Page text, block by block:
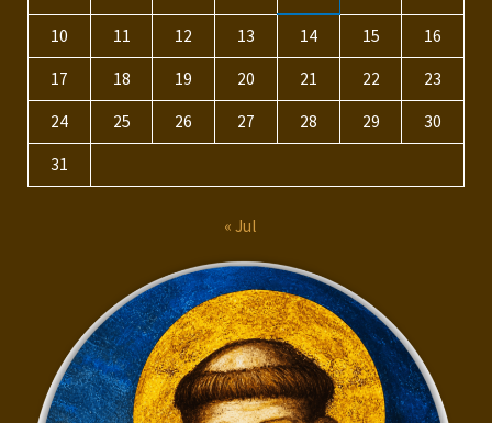
10 11 12 13 14 15 16
17 18 19 20 21 22 23
24 25 26 27 28 29 30
31
« Jul